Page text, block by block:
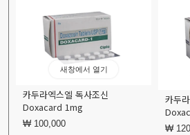
새창에서 열기
카두라엑스엘 독사조신
Doxacard 1mg
₩ 100,000
카두
₩